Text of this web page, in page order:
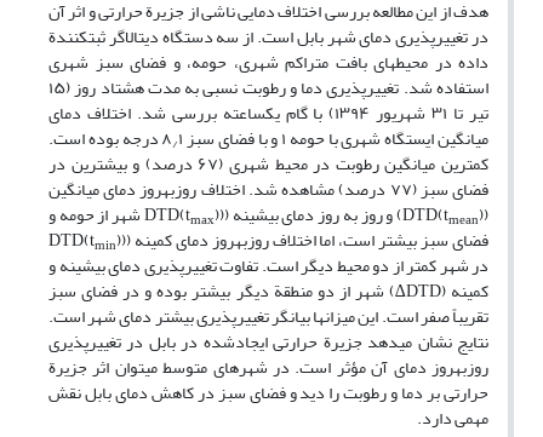
هدف از این مطالعه بررسی اختلاف دمایی ناشی از جزیرة حرارتی و اثر آن
در تغییرپذیری دمای شهر بابل است. از سه دستگاه دیتالاگر ثبت‏کنندة
داده در محیط‏های بافت متراکم شهری، حومه، و فضای سبز شهری
استفاده شد. تغییرپذیری دما و رطوبت نسبی به مدت هشتاد روز (۱۵
تیر تا ۳۱ شهریور ۱۳۹۴) با گام یک‏ساعته بررسی شد. اختلاف دمای
میانگین ایستگاه شهری با حومه ۱ و با فضای سبز ۸ / ۱ درجه بوده است.
کمترین میانگین رطوبت در محیط شهری (۶۷ درصد) و بیشترین در
فضای سبز (۷۷ درصد) مشاهده شد. اختلاف روزبه‏روز دمای میانگین
(DTD(t
mean)) و روز به روز دمای بیشینه ((DTD(t max ) شهر از حومه و
فضای سبز بیشتر است، اما اختلاف روزبه‏روز دمای کمینه ((DTD(t min)
در شهر کمتر از دو محیط دیگر است. تفاوت تغییرپذیری دمای بیشینه و
کمینه (DTD∆) شهر از دو منطقة دیگر بیشتر بوده و در فضای سبز
تقریباً صفر است. این میزان‏ها بیانگر تغییرپذیری بیشتر دمای شهر است.
نتایج نشان می‏دهد جزیرة حرارتی ایجادشده در بابل در تغییرپذیری
روزبه‏روز دمای آن مؤثر است. در شهرهای متوسط می‏توان اثر جزیرة
حرارتی بر دما و رطوبت را دید و فضای سبز در کاهش دمای بابل نقش
مهمی دارد.